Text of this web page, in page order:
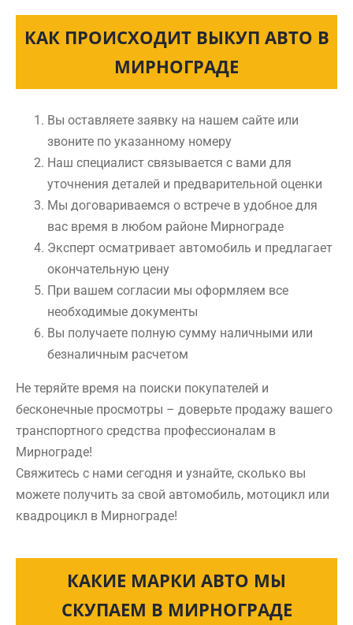
КАК ПРОИСХОДИТ ВЫКУП АВТО В
МИРНОГРАДЕ
Вы оставляете заявку на нашем сайте или
звоните по указанному номеру
Наш специалист связывается с вами для
уточнения деталей и предварительной оценки
Мы договариваемся о встрече в удобное для
вас время в любом районе Мирнограде
Эксперт осматривает автомобиль и предлагает
окончательную цену
При вашем согласии мы оформляем все
необходимые документы
Вы получаете полную сумму наличными или
безналичным расчетом
Не теряйте время на поиски покупателей и
бесконечные просмотры – доверьте продажу вашего
транспортного средства профессионалам в
Мирнограде!
Свяжитесь с нами сегодня и узнайте, сколько вы
можете получить за свой автомобиль, мотоцикл или
квадроцикл в Мирнограде!
КАКИЕ МАРКИ АВТО МЫ
СКУПАЕМ В МИРНОГРАДЕ